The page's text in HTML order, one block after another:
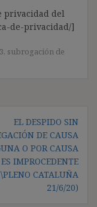
privacidad del
de-privacidad/]
, subrogación de
EL DESPIDO SIN
DE CAUSA
O POR CAUSA
IMPROCEDENTE
CATALUÑA
21/6/20)